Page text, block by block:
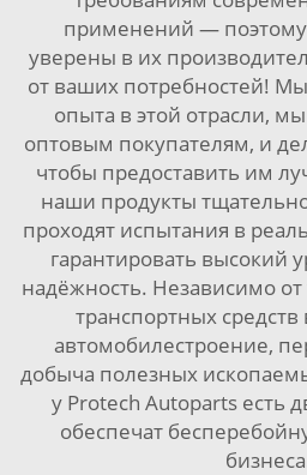
применений —
уверены в их
от ваших потребностей!
опыта в этой отрасли,
оптовым покупателям, и
чтобы предоставить им
наши продукты
проходят испытания в
гарантировать высокий
надёжность. Независимо от
транспортных
автомобилестроение,
добыча полезных
у Protech Autoparts есть
обеспечат